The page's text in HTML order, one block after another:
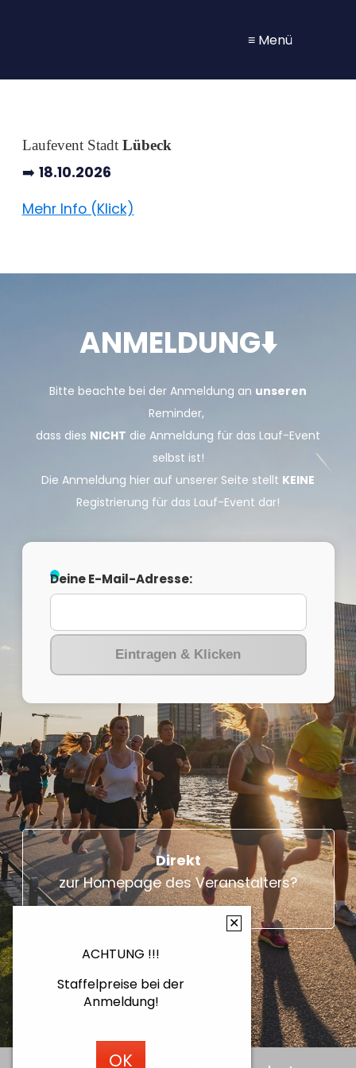
✕
ACHTUNG !!!
Staffelpreise bei der
Anmeldung!
OK
≡ Menü
Laufevent Stadt Lübeck
➡️ 18.10.2026
Mehr Info (Klick)
ANMELDUNG⬇️
Bitte beachte bei der Anmeldung an unseren
Reminder,
dass dies NICHT die Anmeldung für das Lauf-Event
selbst ist!
Die Anmeldung hier auf unserer Seite stellt KEINE
Registrierung für das Lauf-Event dar!
Deine E-Mail-Adresse:
Eintragen & Klicken
Direkt
zur Homepage des Veranstalters?